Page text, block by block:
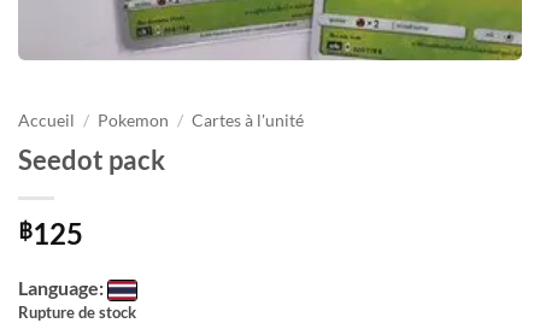
Accueil / Pokemon / Cartes à l'unité
Seedot pack
฿125
Language:
Rupture de stock